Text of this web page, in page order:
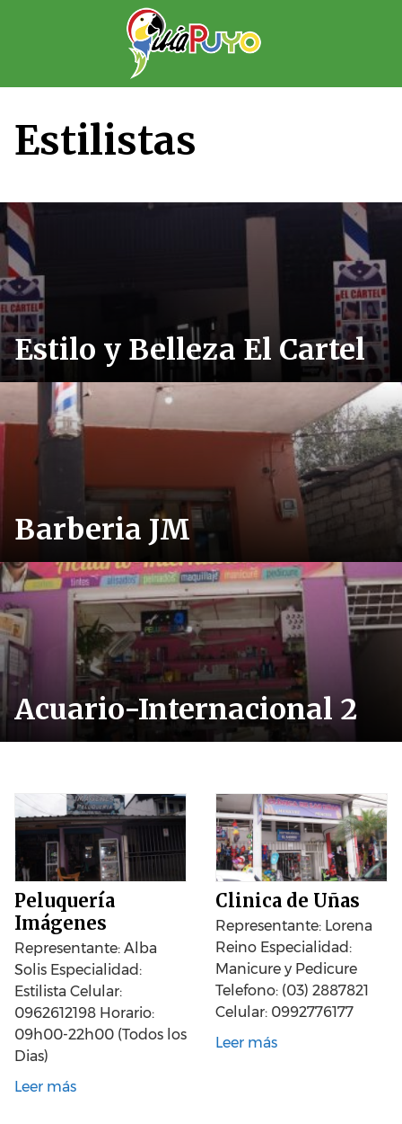
Estilistas
Estilo y Belleza El Cartel
Barberia JM
Acuario-Internacional 2
Peluquería
Imágenes
Representante: Alba
Solis Especialidad:
Estilista Celular:
0962612198 Horario:
09h00-22h00 (Todos los
Dias)
Leer más
Clinica de Uñas
Representante: Lorena
Reino Especialidad:
Manicure y Pedicure
Telefono: (03) 2887821
Celular: 0992776177
Leer más